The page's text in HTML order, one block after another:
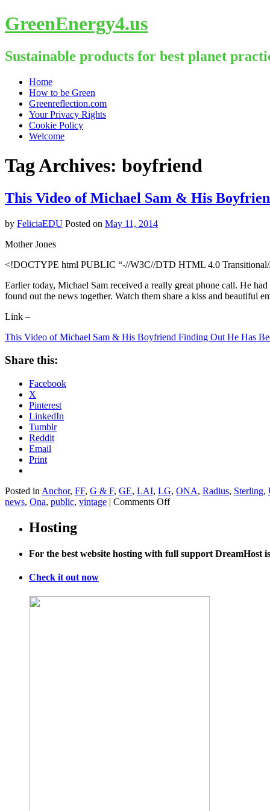
GreenEnergy4.us
Sustainable products for best planet
Skip
content
Home
How to be Green
Greenreflection.com
Your Privacy Rights
Cookie Policy
Welcome
Tag Archives: boyfriend
This Video of Michael Sam & His
by FeliciaEDU Posted on May 11, 2014
Mother Jones
<!DOCTYPE html PUBLIC “-//W3C//DTD HTML 4.0
Earlier today, Michael Sam received a really great phone call. He
found out the news together. Watch them share a kiss and beautiful
Link –
This Video of Michael Sam & His Boyfriend Finding Out He Has
Share this:
Facebook
X
Pinterest
LinkedIn
Tumblr
Reddit
Email
Print
Posted in Anchor, FF, G & F, GE, LAI, LG, ONA, Radius, Sterling,
news, Ona, public, vintage | Comments Offon
Sam
Finding
Hosting
For the best website hosting with full support DreamHost
Check it out now